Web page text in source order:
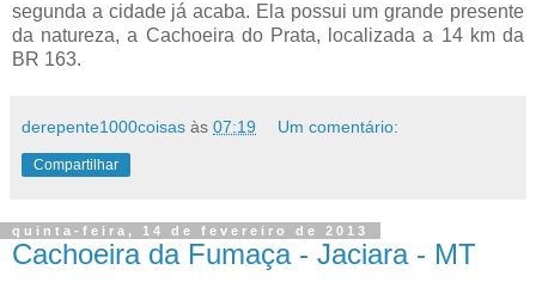
segunda a cidade já acaba. Ela possui um grande presente
da natureza, a Cachoeira do Prata, localizada a 14 km da
BR 163.
derepente1000coisas às 07:19 Um comentário:
Compartilhar
quinta-feira, 14 de fevereiro de 2013
Cachoeira da Fumaça - Jaciara - MT